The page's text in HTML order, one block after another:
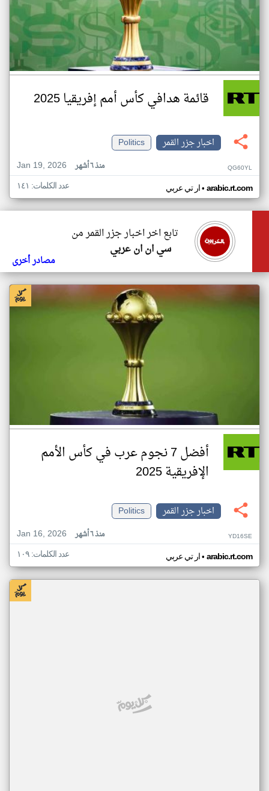
قائمة هدافي كأس أمم إفريقيا 2025
اخبار جزر القمر
Politics
Jan 19, 2026
منذ ٦ أشهر QG60YL
ار تي عربي• arabic.rt.com عدد الكلمات: ١٤١
تابع اخر اخبار جزر القمر من
سي ان ان عربي
مصادر أخرى
أفضل 7 نجوم عرب في كأس الأمم
الإفريقية 2025
اخبار جزر القمر
Politics
Jan 16, 2026
منذ ٦ أشهر YD16SE
ار تي عربي• arabic.rt.com عدد الكلمات: ١٠٩